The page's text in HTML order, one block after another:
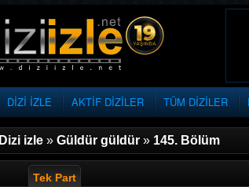
DİZİ İZLE AKTİF DİZİLER TÜM DİZİLER
Dizi izle » Güldür güldür » 145. Bölüm
Tek Part